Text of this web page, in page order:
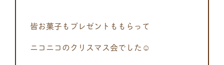
皆お菓子もプレゼントももらって
ニコニコのクリスマス会でした☺